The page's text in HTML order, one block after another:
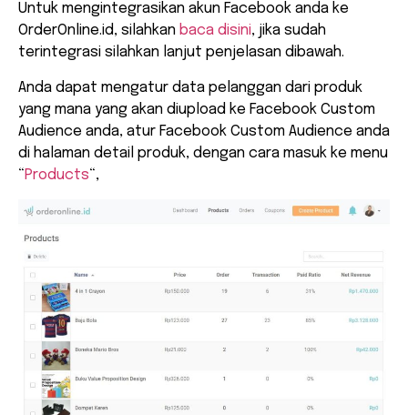
Untuk mengintegrasikan akun Facebook anda ke
OrderOnline.id, silahkan baca disini, jika sudah
terintegrasi silahkan lanjut penjelasan dibawah.
Anda dapat mengatur data pelanggan dari produk
yang mana yang akan diupload ke Facebook Custom
Audience anda, atur Facebook Custom Audience anda
di halaman detail produk, dengan cara masuk ke menu
“Products“,